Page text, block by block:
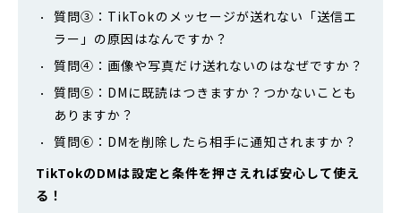
質問③：TikTokのメッセージが送れない「送信エ
ラー」の原因はなんですか？
質問④：画像や写真だけ送れないのはなぜですか？
質問⑤：DMに既読はつきますか？つかないことも
ありますか？
質問⑥：DMを削除したら相手に通知されますか？
TikTokのDMは設定と条件を押さえれば安心して使え
る！